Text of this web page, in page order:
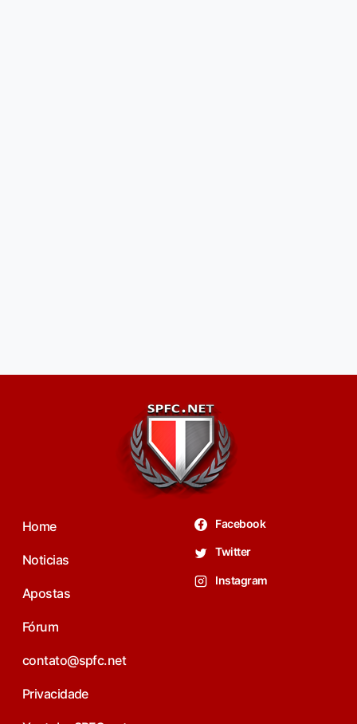
Home
Noticias
Apostas
Fórum
contato@spfc.net
Privacidade
Facebook
Twitter
Instagram